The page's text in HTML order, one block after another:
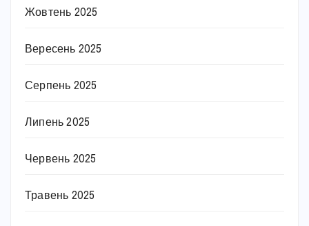
Жовтень 2025
Вересень 2025
Серпень 2025
Липень 2025
Червень 2025
Травень 2025